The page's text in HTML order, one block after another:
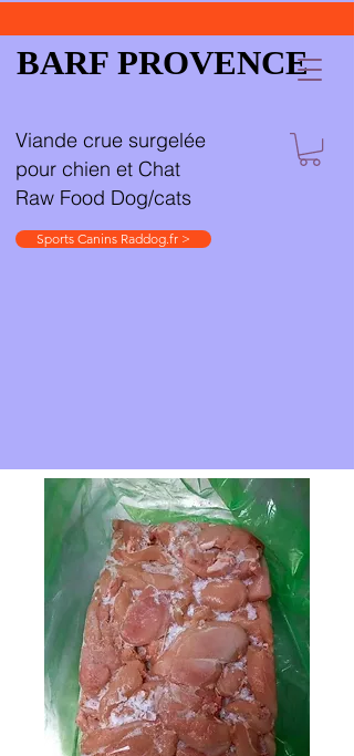
BARF PROVENCE
Viande crue surgelée
pour chien et Chat
Raw Food Dog/cats
Sports Canins Raddog.fr >